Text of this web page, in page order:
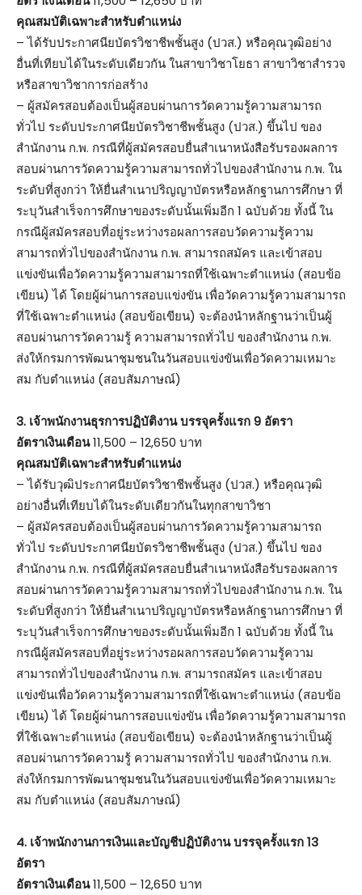
คุณสมบัติเฉพาะสำหรับตำแหน่ง
– ได้รับประกาศนียบัตรวิชาชีพชั้นสูง (ปวส.) หรือคุณวุฒิอย่าง
อื่นที่เทียบได้ในระดับเดียวกัน ในสาขาวิชาโยธา สาขาวิชาสำรวจ
หรือสาขาวิชาการก่อสร้าง
– ผู้สมัครสอบต้องเป็นผู้สอบผ่านการวัดความรู้ความสามารถ
ทั่วไป ระดับประกาศนียบัตรวิชาชีพชั้นสูง (ปวส.) ขึ้นไป ของ
สำนักงาน ก.พ. กรณีที่ผู้สมัครสอบยื่นสำเนาหนังสือรับรองผลการ
สอบผ่านการวัดความรู้ความสามารถทั่วไปของสำนักงาน ก.พ. ใน
ระดับที่สูงกว่า ให้ยื่นสำเนาปริญญาบัตรหรือหลักฐานการศึกษา ที่
ระบุวันสำเร็จการศึกษาของระดับนั้นเพิ่มอีก 1 ฉบับด้วย ทั้งนี้ ใน
กรณีผู้สมัครสอบที่อยู่ระหว่างรอผลการสอบวัดความรู้ความ
สามารถทั่วไปของสำนักงาน ก.พ. สามารถสมัคร และเข้าสอบ
แข่งขันเพื่อวัดความรู้ความสามารถที่ใช้เฉพาะตำแหน่ง (สอบข้อ
เขียน) ได้ โดยผู้ผ่านการสอบแข่งขัน เพื่อวัดความรู้ความสามารถ
ที่ใช้เฉพาะตำแหน่ง (สอบข้อเขียน) จะต้องนำหลักฐานว่าเป็นผู้
สอบผ่านการวัดความรู้ ความสามารถทั่วไป ของสำนักงาน ก.พ.
ส่งให้กรมการพัฒนาชุมชนในวันสอบแข่งขันเพื่อวัดความเหมาะ
สม กับตำแหน่ง (สอบสัมภาษณ์)
3. เจ้าพนักงานธุรการปฏิบัติงาน บรรจุครั้งแรก 9 อัตรา
อัตราเงินเดือน11,500 – 12,650 บาท
คุณสมบัติเฉพาะสำหรับตำแหน่ง
– ได้รับวุฒิประกาศนียบัตรวิชาชีพชั้นสูง (ปวส.) หรือคุณวุฒิ
อย่างอื่นที่เทียบได้ในระดับเดียวกันในทุกสาขาวิชา
– ผู้สมัครสอบต้องเป็นผู้สอบผ่านการวัดความรู้ความสามารถ
ทั่วไป ระดับประกาศนียบัตรวิชาชีพชั้นสูง (ปวส.) ขึ้นไป ของ
สำนักงาน ก.พ. กรณีที่ผู้สมัครสอบยื่นสำเนาหนังสือรับรองผลการ
สอบผ่านการวัดความรู้ความสามารถทั่วไปของสำนักงาน ก.พ. ใน
ระดับที่สูงกว่า ให้ยื่นสำเนาปริญญาบัตรหรือหลักฐานการศึกษา ที่
ระบุวันสำเร็จการศึกษาของระดับนั้นเพิ่มอีก 1 ฉบับด้วย ทั้งนี้ ใน
กรณีผู้สมัครสอบที่อยู่ระหว่างรอผลการสอบวัดความรู้ความ
สามารถทั่วไปของสำนักงาน ก.พ. สามารถสมัคร และเข้าสอบ
แข่งขันเพื่อวัดความรู้ความสามารถที่ใช้เฉพาะตำแหน่ง (สอบข้อ
เขียน) ได้ โดยผู้ผ่านการสอบแข่งขัน เพื่อวัดความรู้ความสามารถ
ที่ใช้เฉพาะตำแหน่ง (สอบข้อเขียน) จะต้องนำหลักฐานว่าเป็นผู้
สอบผ่านการวัดความรู้ ความสามารถทั่วไป ของสำนักงาน ก.พ.
ส่งให้กรมการพัฒนาชุมชนในวันสอบแข่งขันเพื่อวัดความเหมาะ
สม กับตำแหน่ง (สอบสัมภาษณ์)
4. เจ้าพนักงานการเงินและบัญชีปฏิบัติงาน บรรจุครั้งแรก 13
อัตรา
อัตราเงินเดือน11,500 – 12,650 บาท